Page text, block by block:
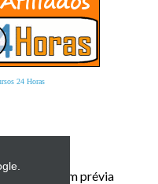
24 Horas
parcial sem prévia